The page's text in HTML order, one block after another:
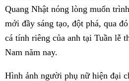
Quang Nhật nóng lòng muốn
mới đầy sáng tạo, đột phá, qua
cá tính riêng của anh tại Tuần lễ
Nam năm nay.
Hình ảnh người phụ nữ hiện đại